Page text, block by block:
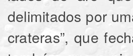
delimitados por
crateras”, que